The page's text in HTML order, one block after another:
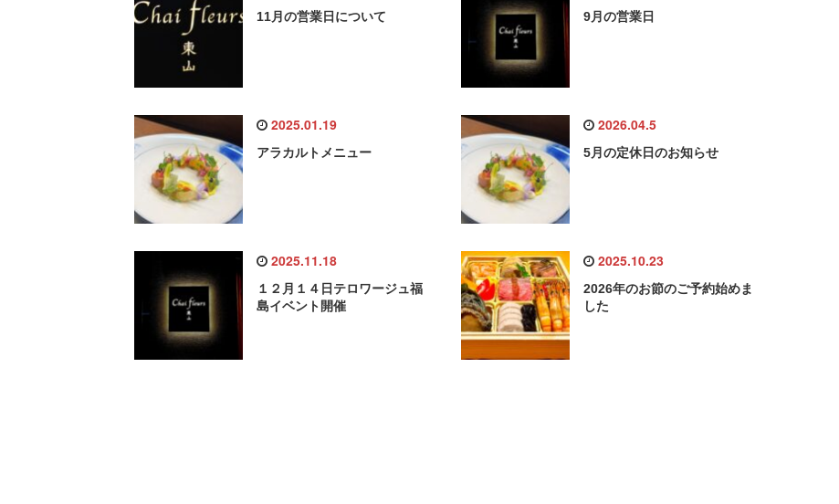
11月の営業日について 9月の営業日
2025.01.19
アラカルトメニュー
2026.04.5
5月の定休日のお知らせ
2025.11.18
１２月１４日テロワージュ福
島イベント開催
2025.10.23
2026年のお節のご予約始めま
した